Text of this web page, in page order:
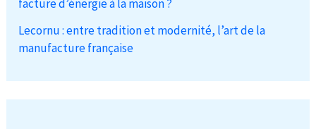
facture d’énergie à la maison ?
Lecornu : entre tradition et modernité, l’art de la
manufacture française